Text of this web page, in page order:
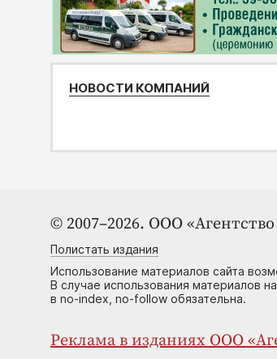
НОВОСТИ КОМПАНИЙ
© 2007–2026. ООО
Полистать издания
Использование материалов сайта
В случае использования материалов
в no-index, no-follow обязательна.
Реклама в изданиях ООО